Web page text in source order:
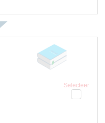
Selecteer